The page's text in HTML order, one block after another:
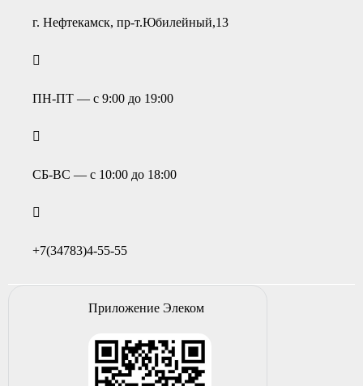
г. Нефтекамск, пр-т.Юбилейный,13
ПН-ПТ — с 9:00 до 19:00
СБ-ВС — с 10:00 до 18:00
+7(34783)4-55-55
Приложение Элеком